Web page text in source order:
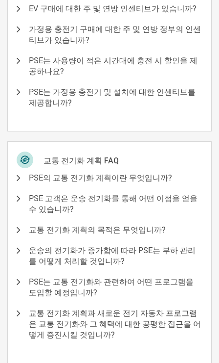
EV 구매에 대한 주 및 연방 인센티브가 있습니까?
가정용 충전기 구매에 대한 주 및 연방 정부의 인센
티브가 있습니까?
PSE는 사용량이 적은 시간대에 충전 시 할인을 제
공하나요?
PSE는 가정용 충전기 및 설치에 대한 인센티브를
제공합니까?
교통 전기화 계획 FAQ
PSE의 교통 전기화 계획이란 무엇입니까?
PSE 고객은 운송 전기화를 통해 어떤 이점을 얻을
수 있습니까?
교통 전기화 계획의 목적은 무엇입니까?
운송의 전기화가 증가함에 따라 PSE는 부하 관리
를 어떻게 처리할 것입니까?
PSE는 교통 전기화와 관련하여 어떤 프로그램을
도입할 예정입니까?
교통 전기화 계획과 새로운 전기 자동차 프로그램
은 교통 전기화와 그 혜택에 대한 공평한 접근을 어
떻게 증진시킬 것입니까?